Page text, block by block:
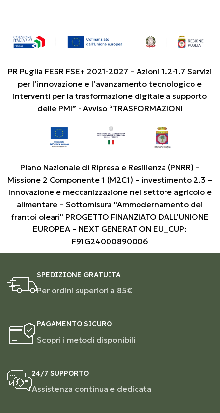
PR Puglia FESR FSE+ 2021-2027 – Azioni 1.2-1.7 Servizi
per l’innovazione e l’avanzamento tecnologico e
interventi per la trasformazione digitale a supporto
delle PMI” - Avviso “TRASFORMAZIONI
Piano Nazionale di Ripresa e Resilienza (PNRR) –
Missione 2 Componente 1 (M2C1) – investimento 2.3 –
Innovazione e meccanizzazione nel settore agricolo e
alimentare – Sottomisura "Ammodernamento dei
frantoi oleari" PROGETTO FINANZIATO DALL’UNIONE
EUROPEA – NEXT GENERATION EU_CUP:
F91G24000890006
SPEDIZIONE GRATUITA
Per ordini superiori a 85€
PAGAMENTO SICURO
Scopri i metodi disponibili
24/7 SUPPORTO
Assistenza continua e dedicata